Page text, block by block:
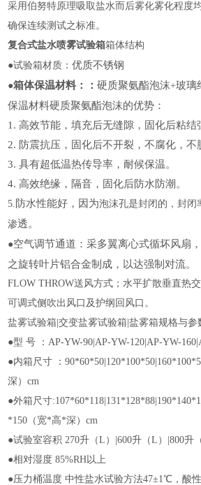
采用伯努特原理吸取盐水而后雾化雾化程度
确保连续测试之标准。
复合式盐水喷雾试验箱箱体结构
●试验箱材质：优质不锈钢
●箱体保温材料： ：硬质聚氨酯泡沫+玻璃
保温材料硬质聚氨酯泡沫的优势：
1. 高效节能，填充后无缝隙，固化后粘结
2. 防震抗压，固化后不开裂，不腐化，不
3. 具有超低温热传导率，耐候保温。
4. 高效绝缘，隔音，固化后防水防潮。
5. 防水性能好，因为泡沫孔是封闭的，封闭
渗透。
●空气调节通道：采多翼离心式循坏风扇
之旋转叶片铝合金制成，以达强制对流。
FLOW THROW送风方式；水平扩散垂直热交
可调式侧吹出风口及护纲回风口。
盐雾试验箱|交变盐雾试验箱|盐雾箱规格与参
●型 号 ：AP-YW-90|AP-YW-120|AP-YW-
●内箱尺寸 ：
深）cm
●外箱尺寸
*150（宽*高*深）cm
●试验室容积 270升（L）|600升（L）|800升
●相对湿度 85%RH以上
●压力桶温度 中性盐水试验方法47±1℃，酸